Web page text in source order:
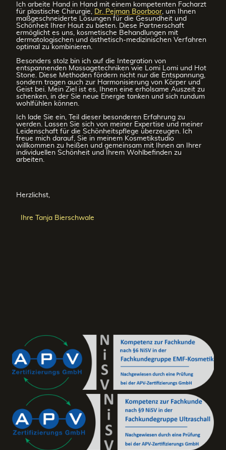
Ich arbeite Hand in Hand mit einem kompetenten Facharzt
für plastische Chirurgie, Dr. Pejman Boorboor, um Ihnen
maßgeschneiderte Lösungen für die Gesundheit und
Schönheit Ihrer Haut zu bieten. Diese Partnerschaft
ermöglicht es uns, kosmetische Behandlungen mit
dermatologischen und ästhetisch-medizinischen Verfahren
optimal zu kombinieren.
Besonders stolz bin ich auf die Integration von
entspannenden Massagetechniken wie Lomi Lomi und Hot
Stone. Diese Methoden fördern nicht nur die Entspannung,
sondern tragen auch zur Harmonisierung von Körper und
Geist bei. Mein Ziel ist es, Ihnen eine erholsame Auszeit zu
schenken, in der Sie neue Energie tanken und sich rundum
wohlfühlen können.
Ich lade Sie ein, Teil dieser besonderen Erfahrung zu
werden. Lassen Sie sich von meiner Expertise und meiner
Leidenschaft für die Schönheitspflege überzeugen. Ich
freue mich darauf, Sie in meinem Kosmetikstudio
willkommen zu heißen und gemeinsam mit Ihnen an Ihrer
individuellen Schönheit und Ihrem Wohlbefinden zu
arbeiten.
Herzlichst,
Ihre Tanja Bierschwale